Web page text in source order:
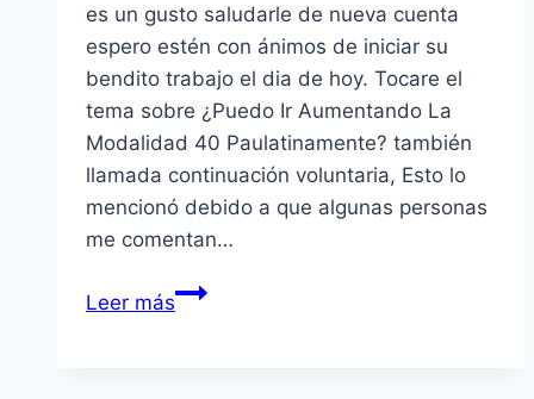
es un gusto saludarle de nueva cuenta
espero estén con ánimos de iniciar su
bendito trabajo el dia de hoy. Tocare el
tema sobre ¿Puedo Ir Aumentando La
Modalidad 40 Paulatinamente? también
llamada continuación voluntaria, Esto lo
mencionó debido a que algunas personas
me comentan…
Leer más¿Puedo